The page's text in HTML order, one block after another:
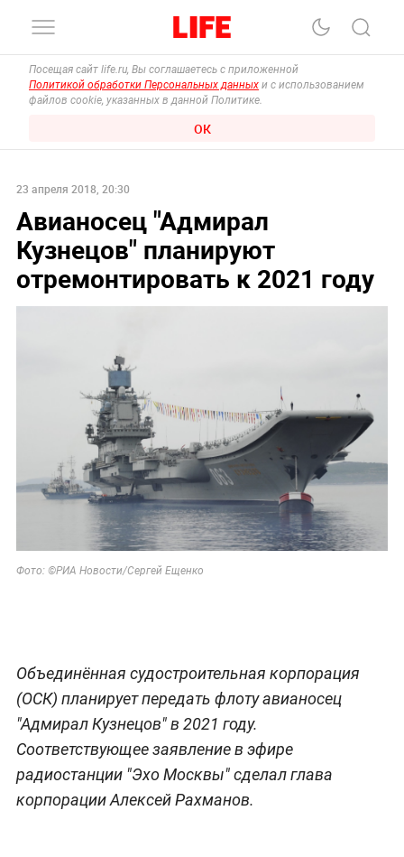
Посещая сайт life.ru, Вы соглашаетесь с приложенной
Политикой обработки Персональных данных и с использованием
файлов cookie, указанных в данной Политике.
ОК
23 апреля 2018, 20:30
Авианосец "Адмирал
Кузнецов" планируют
отремонтировать к 2021 году
Фото: ©РИА Новости/Сергей Ещенко
Объединённая судостроительная корпорация
(ОСК) планирует передать флоту авианосец
"Адмирал Кузнецов" в 2021 году.
Соответствующее заявление в эфире
радиостанции "Эхо Москвы" сделал глава
корпорации Алексей Рахманов.